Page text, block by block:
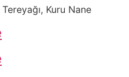
Kuru Nane